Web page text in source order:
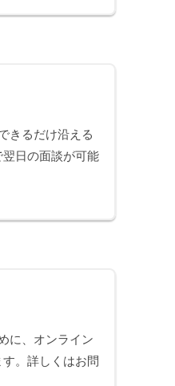
きるだけ沿える
日の面談が可能
に、オンライン
。詳しくはお問